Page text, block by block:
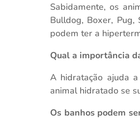
Sabidamente, os
Bulldog, Boxer, Pug,
podem ter a
Qual a importância
A hidratação ajuda
animal hidratado se
Os banhos podem